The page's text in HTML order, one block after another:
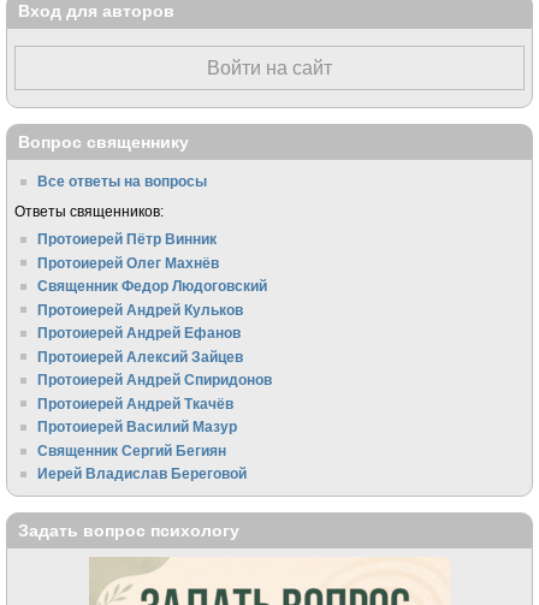
Вход для авторов
Войти на сайт
Вопрос священнику
Все ответы на вопросы
Ответы священников:
Протоиерей Пётр Винник
Протоиерей Олег Махнёв
Священник Федор Людоговский
Протоиерей Андрей Кульков
Протоиерей Андрей Ефанов
Протоиерей Алексий Зайцев
Протоиерей Андрей Спиридонов
Протоиерей Андрей Ткачёв
Протоиерей Василий Мазур
Священник Сергий Бегиян
Иерей Владислав Береговой
Задать вопрос психологу